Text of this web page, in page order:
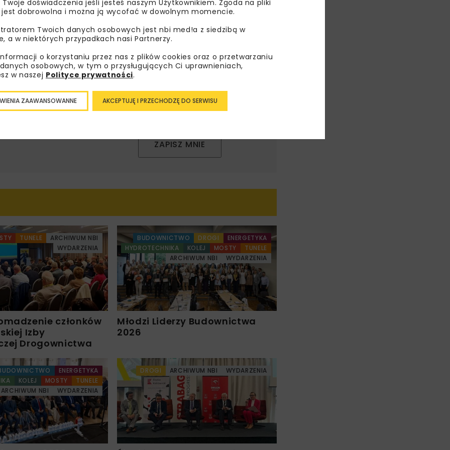
się do newslettera aby otrzymywać od nas
informacje branżowe, zaproszenia na
atrakcyjne oferty i dedykowane akcje
em się zPolityką PrywatnościiRegulaminemoraz
zgodę na otrzymywanie na podany przeze mnie adres e-
ZAPISZ MNIE
TUNELE
ARCHIWUM NBI
WYDARZENIA
członków
Izby
Drogownictwa
BUDOWNICTWO DROGI
ENERGETYKA
HYDROTECHNIKA
KOLEJ MOSTY
TUNELE
ARCHIWUM NBI
WYDARZENIA
Młodzi Liderzy Budownictwa
2026
ENERGETYKA
KOLEJ MOSTY
TUNELE
ARCHIWUM NBI
WYDARZENIA
DROGI ARCHIWUM NBI WYDARZENIA
doświadczenia jeśli jesteś naszym Użytkownikiem. Zgoda na pliki
dobrowolna i można ją wycofać w dowolnym momencie.
Twoich danych osobowych jest nbi med!a z siedzibą w
a w niektórych przypadkach nasi Partnerzy.
o korzystaniu przez nas z plików cookies oraz o przetwarzaniu
osobowych, w tym o przysługujących Ci uprawnieniach,
w naszej Polityce prywatności.
AKCEPTUJĘ I PRZECHODZĘ DO SERWISU
ZAAWANSOWANNE